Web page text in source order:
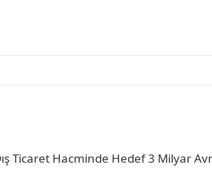
Ticaret Hacminde Hedef 3 Milyar